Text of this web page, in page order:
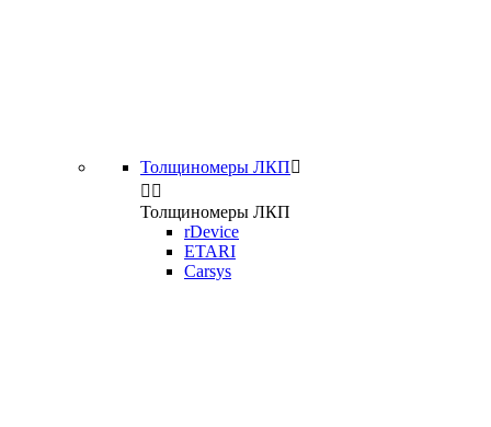
Толщиномеры ЛКП
 
Толщиномеры ЛКП
rDevice
ETARI
Carsys